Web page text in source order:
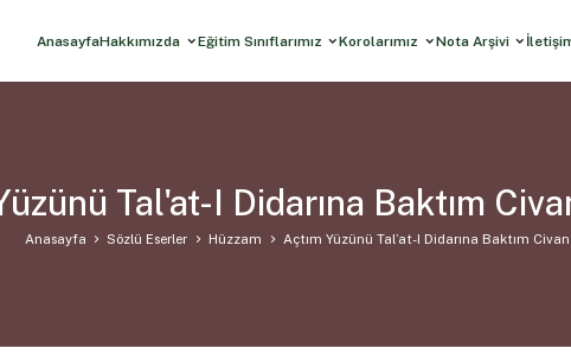
AnasayfaHakkımızda Eğitim Sınıflarımız Korolarımız Nota Arşivi
Tal'at-I Didarına Baktım
Anasayfa Sözlü Eserler Hüzzam Açtım Yüzünü Tal’at-I Didarına Baktım